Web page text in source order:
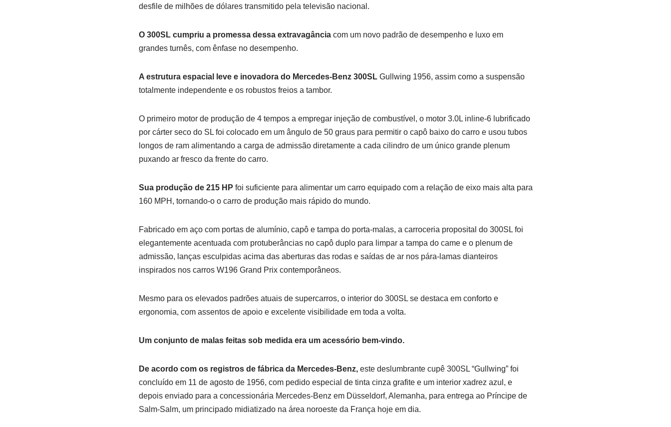
desfile de milhões de dólares transmitido pela televisão nacional.
O 300SL cumpriu a promessa dessa extravagânciacom um novo padrão de desempenho e luxo em
grandes turnês, com ênfase no desempenho.
A estrutura espacial leve e inovadora do Mercedes-Benz 300SLGullwing 1956, assim como a suspensão
totalmente independente e os robustos freios a tambor.
O primeiro motor de produção de 4 tempos a empregar injeção de combustível, o motor 3.0L inline-6 ​​lubrificado
por cárter seco do SL foi colocado em um ângulo de 50 graus para permitir o capô baixo do carro e usou tubos
longos de ram alimentando a carga de admissão diretamente a cada cilindro de um único grande plenum
puxando ar fresco da frente do carro.
Sua produção de 215 HP foi suficiente para alimentar um carro equipado com a relação de eixo mais alta para
160 MPH, tornando-o o carro de produção mais rápido do mundo.
Fabricado em aço com portas de alumínio, capô e tampa do porta-malas, a carroceria proposital do 300SL foi
elegantemente acentuada com protuberâncias no capô duplo para limpar a tampa do came e o plenum de
admissão, lanças esculpidas acima das aberturas das rodas e saídas de ar nos pára-lamas dianteiros
inspirados nos carros W196 Grand Prix contemporâneos.
Mesmo para os elevados padrões atuais de supercarros, o interior do 300SL se destaca em conforto e
ergonomia, com assentos de apoio e excelente visibilidade em toda a volta.
Um conjunto de malas feitas sob medida era um acessório bem-vindo.
De acordo com os registros de fábrica da Mercedes-Benz,este deslumbrante cupê 300SL “Gullwing” foi
concluído em 11 de agosto de 1956, com pedido especial de tinta cinza grafite e um interior xadrez azul, e
depois enviado para a concessionária Mercedes-Benz em Düsseldorf, Alemanha, para entrega ao Príncipe de
Salm-Salm, um principado midiatizado na área noroeste da França hoje em dia.